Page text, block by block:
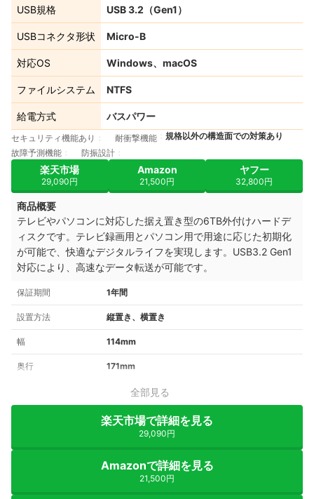
USB規格 USB 3.2（Gen1）
USBコネクタ形状 Micro-B
対応OS Windows、macOS
ファイルシステム NTFS
給電方式 バスパワー
セキュリティ機能あり 耐衝撃機能
規格以外の構造面での対策あり
故障予測機能
防振設計
楽天市場
29,090円
Amazon
21,500円
ヤフー
32,800円
商品概要
テレビやパソコンに対応した据え置き型の6TB外付けハードデ
ィスクです。テレビ録画用とパソコン用で用途に応じた初期化
が可能で、快適なデジタルライフを実現します。USB3.2 Gen1
対応により、高速なデータ転送が可能です。
保証期間 1年間
設置方法 縦置き、横置き
幅 114mm
奥行 171mm
全部見る
楽天市場で詳細を見る
29,090円
Amazonで詳細を見る
21,500円